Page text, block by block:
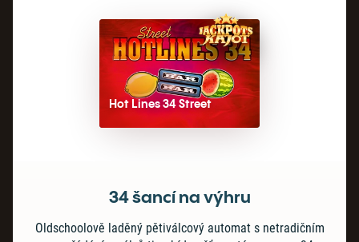
Hot Lines 34 Street
34 šancí na výhru
Oldschoolově laděný pětiválcový automat s netradičním